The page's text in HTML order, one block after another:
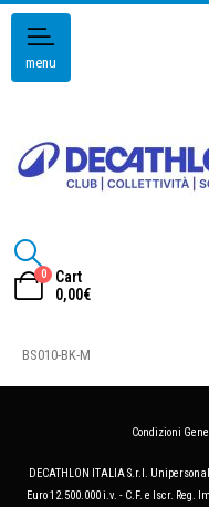
menu
0
Cart
0,00€
BS010-BK-M
Condizioni
DECATHLON ITALIA S.r.l.
Euro 12.500.000 i.v. - C.F. e Iscr. Reg.